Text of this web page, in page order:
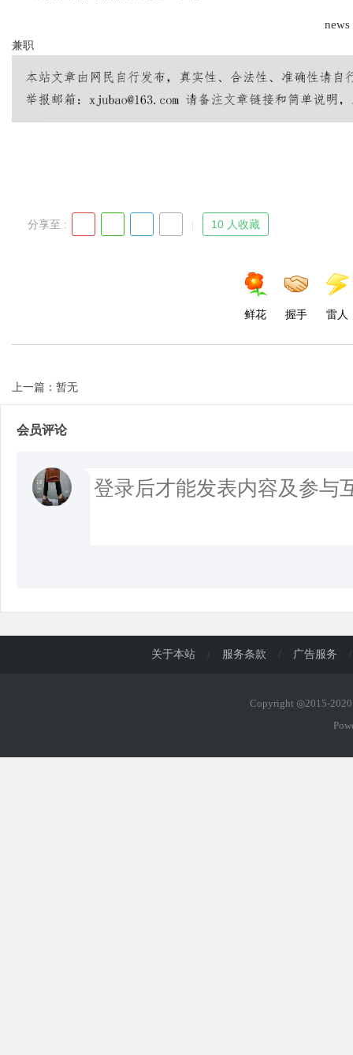
ar
news
兼职
分享至 : 10 人收藏
鲜花 握手 雷人
上一篇：暂无
会员评论
关于本站 / 服务条款 / 广告服务 /
Copyright ◎2015-